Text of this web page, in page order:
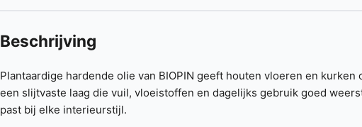
Beschrijving
Plantaardige hardende olie van BIOPIN geeft houten vloeren en
een slijtvaste laag die vuil, vloeistoffen en dagelijks gebruik goed
past bij elke interieurstijl.